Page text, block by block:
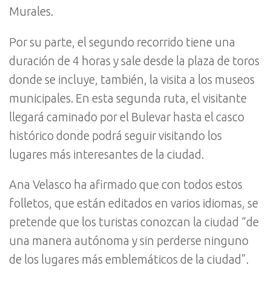
Murales.
Por su parte, el segundo recorrido tiene una
duración de 4 horas y sale desde la plaza de toros
donde se incluye, también, la visita a los museos
municipales. En esta segunda ruta, el visitante
llegará caminado por el Bulevar hasta el casco
histórico donde podrá seguir visitando los
lugares más interesantes de la ciudad.
Ana Velasco ha afirmado que con todos estos
folletos, que están editados en varios idiomas, se
pretende que los turistas conozcan la ciudad “de
una manera autónoma y sin perderse ninguno
de los lugares más emblemáticos de la ciudad”.